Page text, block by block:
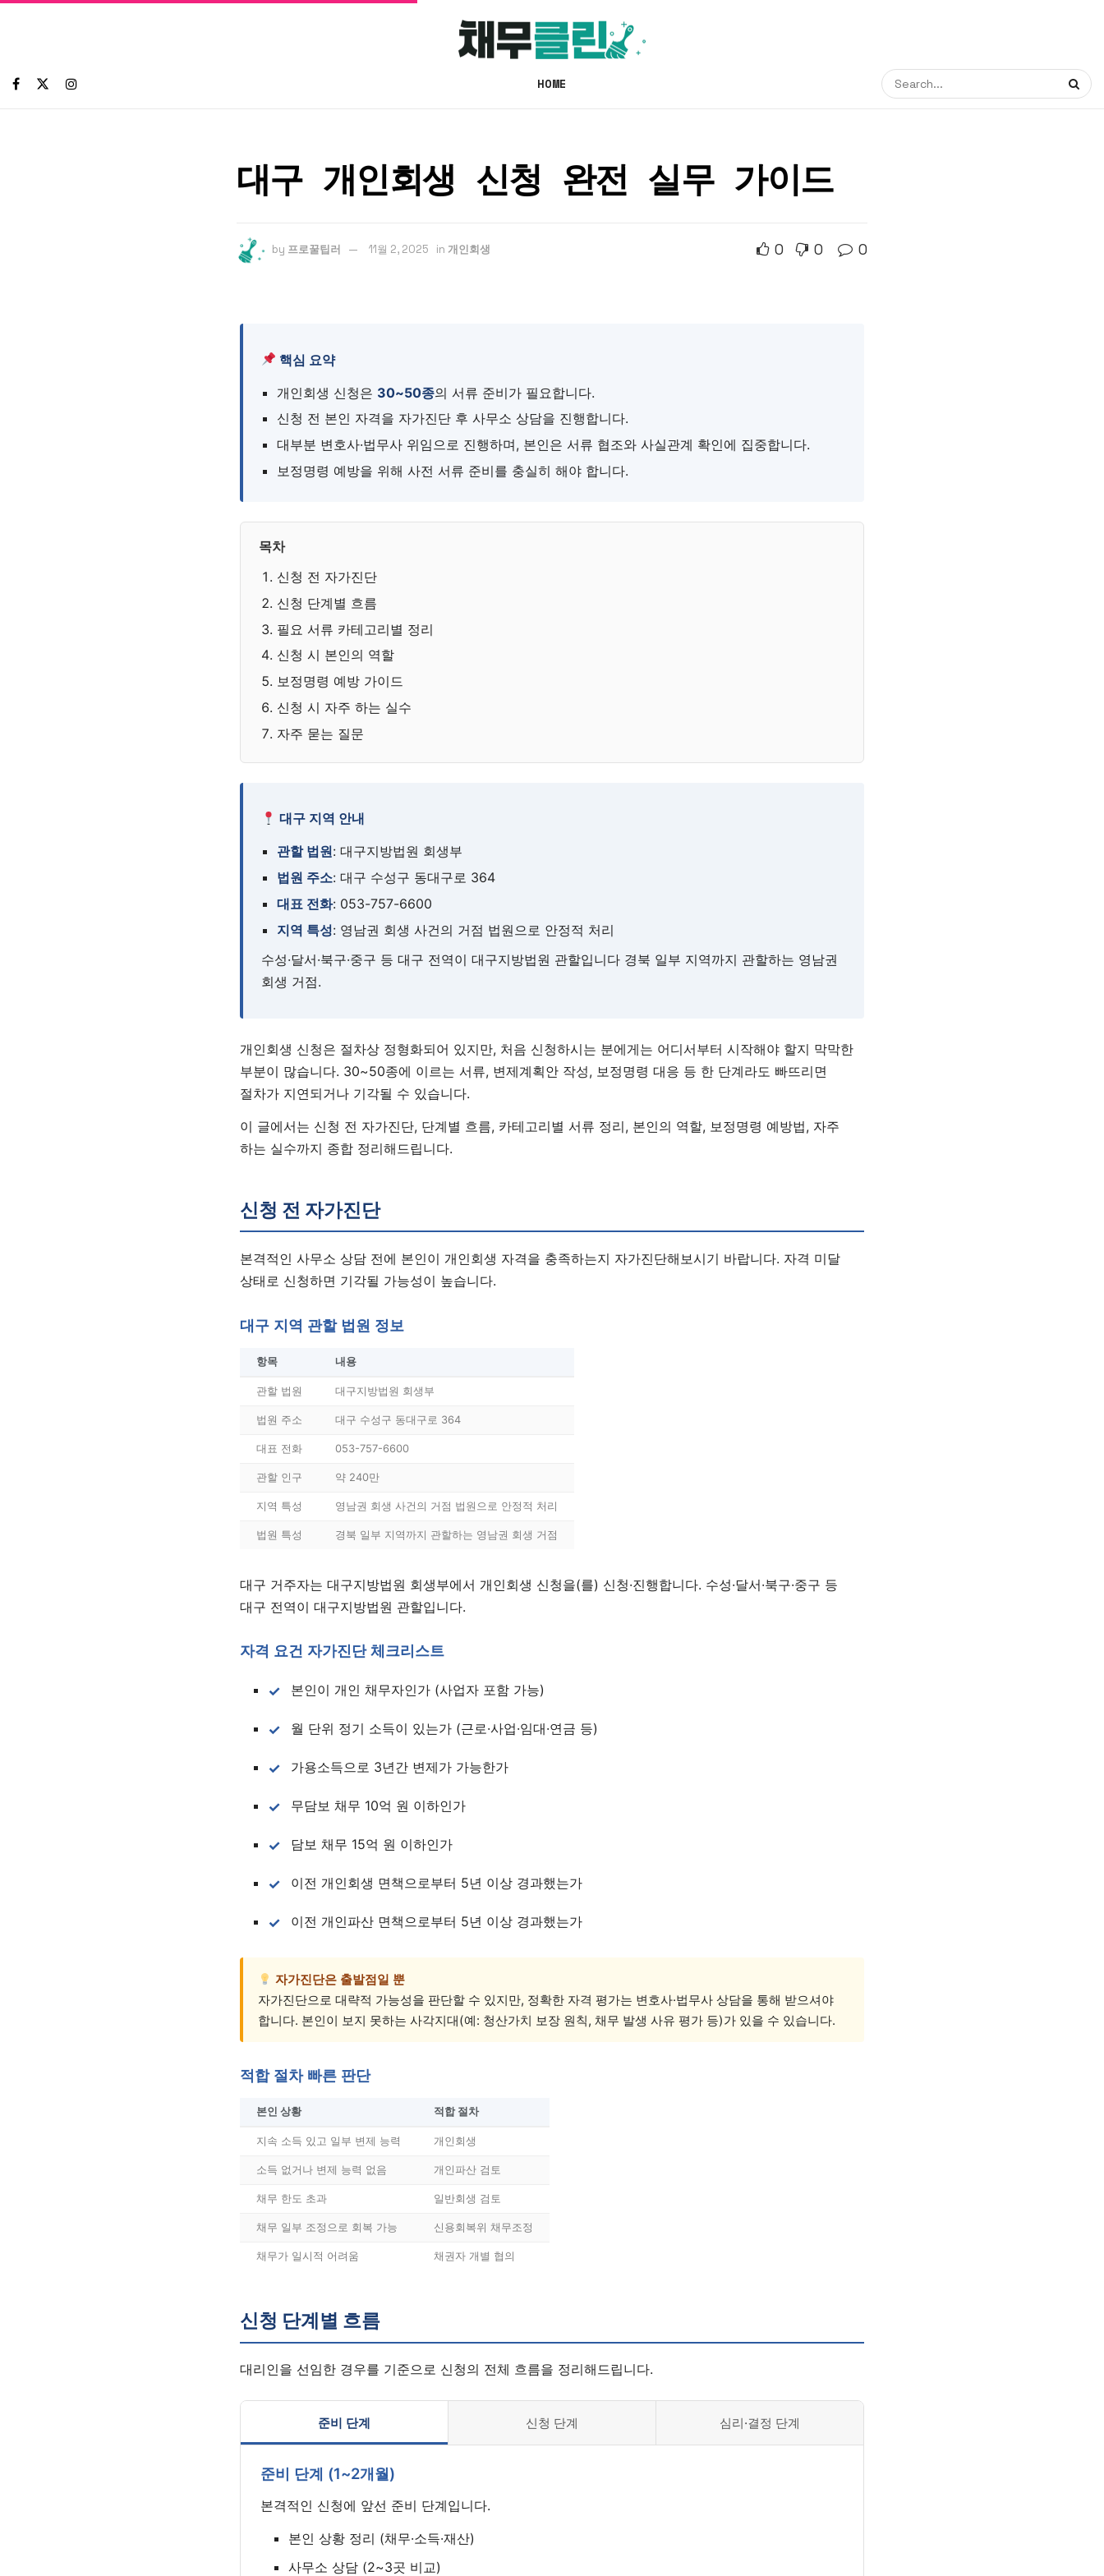
HOME
대구 개인회생 신청 완전 실무 가이드
by 프로꿀팁러 11월 2, 2025 in 개인회생 0 0 0
핵심 요약
개인회생 신청은 30~50종의 서류 준비가 필요합니다.
신청 전 본인 자격을 자가진단 후 사무소 상담을 진행합니다.
대부분 변호사·법무사 위임으로 진행하며, 본인은 서류 협조와 사실관계 확인에 집중합니다.
보정명령 예방을 위해 사전 서류 준비를 충실히 해야 합니다.
목차
신청 전 자가진단
신청 단계별 흐름
필요 서류 카테고리별 정리
신청 시 본인의 역할
보정명령 예방 가이드
신청 시 자주 하는 실수
자주 묻는 질문
대구 지역 안내
관할 법원: 대구지방법원 회생부
법원 주소: 대구 수성구 동대구로 364
대표 전화: 053-757-6600
지역 특성: 영남권 회생 사건의 거점 법원으로 안정적 처리
수성·달서·북구·중구 등 대구 전역이 대구지방법원 관할입니다 경북 일부 지역까지 관할하는 영남권
회생 거점.
개인회생 신청은 절차상 정형화되어 있지만, 처음 신청하시는 분에게는 어디서부터 시작해야 할지 막막한
부분이 많습니다. 30~50종에 이르는 서류, 변제계획안 작성, 보정명령 대응 등 한 단계라도 빠뜨리면
절차가 지연되거나 기각될 수 있습니다.
이 글에서는 신청 전 자가진단, 단계별 흐름, 카테고리별 서류 정리, 본인의 역할, 보정명령 예방법, 자주
하는 실수까지 종합 정리해드립니다.
신청 전 자가진단
본격적인 사무소 상담 전에 본인이 개인회생 자격을 충족하는지 자가진단해보시기 바랍니다. 자격 미달
상태로 신청하면 기각될 가능성이 높습니다.
대구 지역 관할 법원 정보
항목 내용
관할 법원 대구지방법원 회생부
법원 주소 대구 수성구 동대구로 364
대표 전화 053-757-6600
관할 인구 약 240만
지역 특성 영남권 회생 사건의 거점 법원으로 안정적 처리
법원 특성 경북 일부 지역까지 관할하는 영남권 회생 거점
대구 거주자는 대구지방법원 회생부에서 개인회생 신청을(를) 신청·진행합니다. 수성·달서·북구·중구 등
대구 전역이 대구지방법원 관할입니다.
자격 요건 자가진단 체크리스트
본인이 개인 채무자인가 (사업자 포함 가능)
월 단위 정기 소득이 있는가 (근로·사업·임대·연금 등)
가용소득으로 3년간 변제가 가능한가
무담보 채무 10억 원 이하인가
담보 채무 15억 원 이하인가
이전 개인회생 면책으로부터 5년 이상 경과했는가
이전 개인파산 면책으로부터 5년 이상 경과했는가
자가진단은 출발점일 뿐
자가진단으로 대략적 가능성을 판단할 수 있지만, 정확한 자격 평가는 변호사·법무사 상담을 통해 받으셔야
합니다. 본인이 보지 못하는 사각지대(예: 청산가치 보장 원칙, 채무 발생 사유 평가 등)가 있을 수 있습니다.
적합 절차 빠른 판단
본인 상황 적합 절차
지속 소득 있고 일부 변제 능력 개인회생
소득 없거나 변제 능력 없음 개인파산 검토
채무 한도 초과 일반회생 검토
채무 일부 조정으로 회복 가능 신용회복위 채무조정
채무가 일시적 어려움 채권자 개별 협의
신청 단계별 흐름
대리인을 선임한 경우를 기준으로 신청의 전체 흐름을 정리해드립니다.
준비 단계 신청 단계 심리·결정 단계
준비 단계 (1~2개월)
본격적인 신청에 앞선 준비 단계입니다.
본인 상황 정리 (채무·소득·재산)
사무소 상담 (2~3곳 비교)
법무법인 서앤율 · 광고책임변호사 구제준
상담 폼을 불러오는 중...